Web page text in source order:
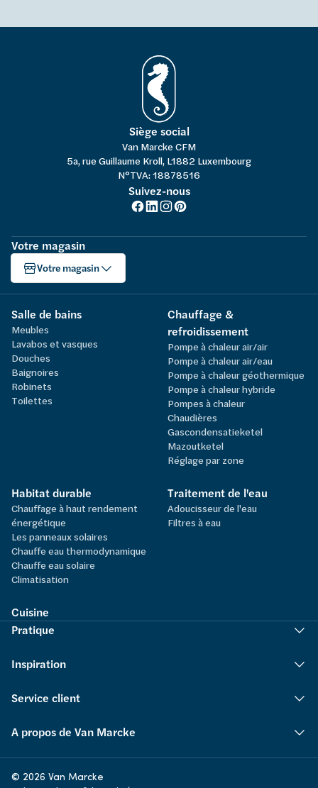
Siège social
Van Marcke CFM
5a, rue Guillaume Kroll, L1882 Luxembourg
N°TVA: 18878516
Suivez-nous
Votre magasin
Votre magasin
Salle de bains
Meubles
Lavabos et vasques
Douches
Baignoires
Robinets
Toilettes
Chauffage &
refroidissement
Pompe à chaleur air/air
Pompe à chaleur air/eau
Pompe à chaleur géothermique
Pompe à chaleur hybride
Pompes à chaleur
Chaudières
Gascondensatieketel
Mazoutketel
Réglage par zone
Habitat durable
Chauffage à haut rendement
énergétique
Les panneaux solaires
Chauffe eau thermodynamique
Chauffe eau solaire
Climatisation
Traitement de l'eau
Adoucisseur de l'eau
Filtres à eau
Cuisine
Pratique
Inspiration
Service client
A propos de Van Marcke
© 2026 Van Marcke